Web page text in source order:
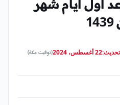
اول ايام شهر
22 أغسطس، 2024 (توقيت مكة)